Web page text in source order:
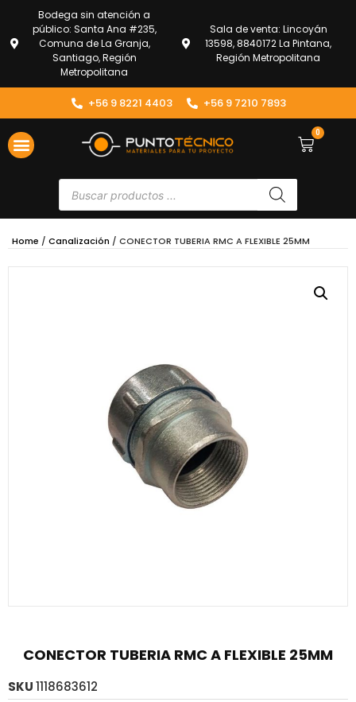
Bodega sin atención a
público: Santa Ana #235,
Comuna de La Granja,
Santiago, Región
Metropolitana
Sala de venta: Lincoyán
13598, 8840172 La Pintana,
Región Metropolitana
+56 9 8221 4403 +56 9 7210 7893
0
Home / Canalización / CONECTOR TUBERIA RMC A FLEXIBLE 25MM
CONECTOR TUBERIA RMC A FLEXIBLE 25MM
SKU1118683612